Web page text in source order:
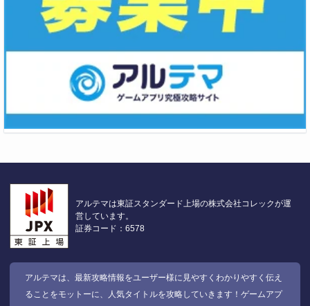
アルテマは東証スタンダード上場の株式会社コレックが運
営しています。
証券コード：6578
アルテマは、最新攻略情報をユーザー様に見やすくわかりやすく伝え
ることをモットーに、人気タイトルを攻略していきます！ゲームアプ